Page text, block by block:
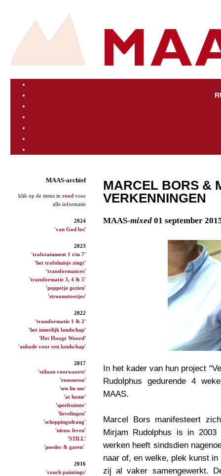
MAAS-archief
klik op de items in rood voor
alle informatie
2024
'van God los'
2023
'trafotainment 1 t/m 7'
'het trafohuisje zingt'
'transformances'
'transformatie 3, 4 & 5'
'poppetje gezien'
'stroomstootjes'
2022
'transformatie 1 & 2'
'het innerlijk landschap'
'Het Hooge Woord'
'aubade voor een landschap'
2017
'stilaan voorwaarts'
'resoneren'
'sen lin mu'
'at home'
'speelruimte'
'lievelingen'
'scheppingsdrang'
'nieuw leven'
'STILL'
'poeder & garen'
2016
'couch paintings'
MARCEL BORS &
VERKENNINGEN
MAAS-mixed 01 september
In het kader van hun project
Rudolphus gedurende 4
MAAS.
Marcel Bors manifesteert
Mirjam Rudolphus is in 2003
werken heeft sindsdien
naar of, en welke, plek kunst
zij al vaker samengewerkt.